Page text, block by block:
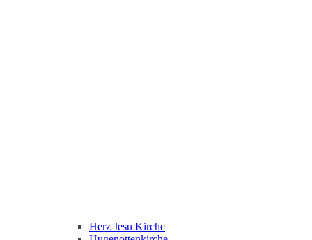
Herz Jesu Kirche